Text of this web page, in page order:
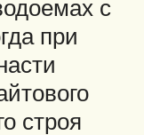
с
при
строя